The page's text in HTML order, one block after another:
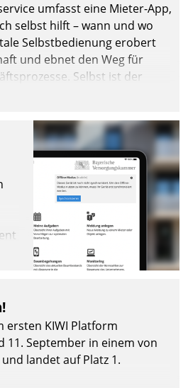
umfasst eine Mieter-App,
selbst hilft – wann und wo
Selbstbedienung erobert
und ebnet den Weg für
Selbst ist der
KIWI Platform
11. September in einem von
landet auf Platz 1.